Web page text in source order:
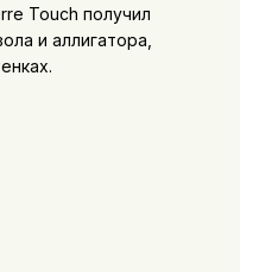
Touch получил
и аллигатора,